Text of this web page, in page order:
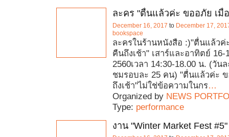
ละคร "ตื่นแล้วค่ะ ขออภัย เมื่
December 16, 2017 to December 17,
bookspace
ละครในร้านหนังสือ :)"ตื่นแล้วค่
คืนถึงเช้า" เสาร์และอาทิตย์
2560เวลา 14:30-18.00 น. (วัน
ชมรอบละ 25 คน) "ตื่นแล้วค่ะ
ถึงเช้า"ไม่ใช่ข้อความในกร…
Organized by NEWS
Type: performance
งาน "Winter Market Fest #5"